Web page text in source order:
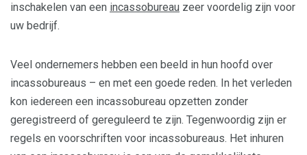
inschakelen van een incassobureau zeer voordelig zijn voor
uw bedrijf.
Veel ondernemers hebben een beeld in hun hoofd over
incassobureaus – en met een goede reden. In het verleden
kon iedereen een incassobureau opzetten zonder
geregistreerd of gereguleerd te zijn. Tegenwoordig zijn er
regels en voorschriften voor incassobureaus. Het inhuren